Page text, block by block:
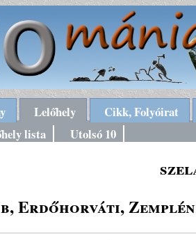
Lelőhely
Cikk, Folyóirat
lista Utolsó 10
Erdőhorváti,